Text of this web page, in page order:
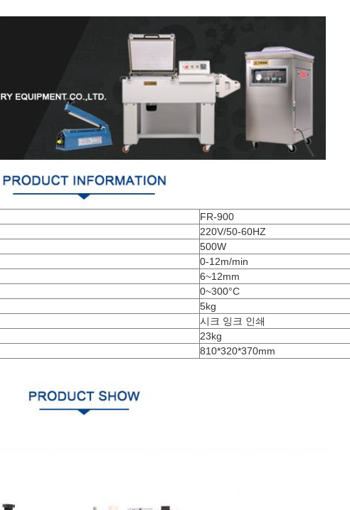
FR-900
220V/50-60HZ
500W
0-12m/min
6~12mm
0~300°C
5kg
시크 잉크 인쇄
23kg
810*320*370mm